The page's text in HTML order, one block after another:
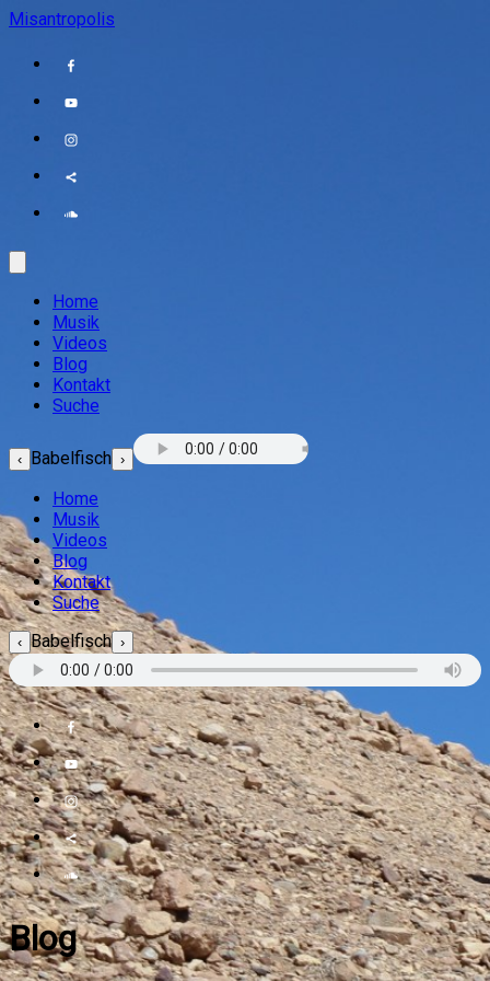
Misantropolis
Home
Musik
Videos
Blog
Kontakt
Suche
‹ Babelfisch ›
Home
Musik
Videos
Blog
Kontakt
Suche
‹ Babelfisch ›
Blog